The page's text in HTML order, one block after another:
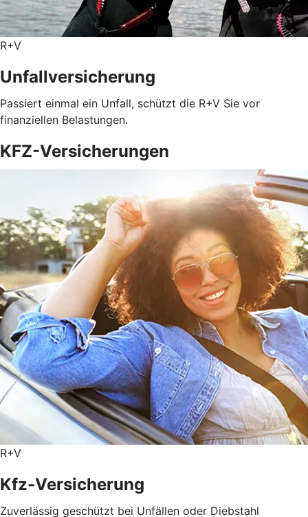
R+V
Unfallversicherung
Passiert einmal ein Unfall, schützt die R+V Sie vor
finanziellen Belastungen.
KFZ-Versicherungen
R+V
Kfz-Versicherung
Zuverlässig geschützt bei Unfällen oder Diebstahl